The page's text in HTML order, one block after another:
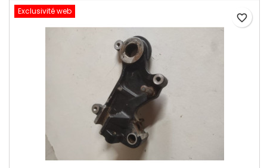
Exclusivité web
favorite_border